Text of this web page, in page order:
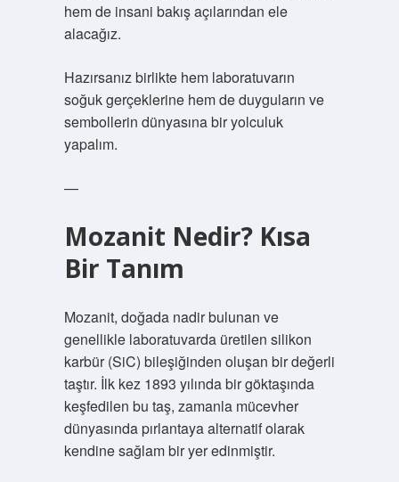
hem de insani bakış açılarından ele
alacağız.
Hazırsanız birlikte hem laboratuvarın
soğuk gerçeklerine hem de duyguların ve
sembollerin dünyasına bir yolculuk
yapalım.
—
Mozanit Nedir? Kısa
Bir Tanım
Mozanit, doğada nadir bulunan ve
genellikle laboratuvarda üretilen silikon
karbür (SiC) bileşiğinden oluşan bir değerli
taştır. İlk kez 1893 yılında bir göktaşında
keşfedilen bu taş, zamanla mücevher
dünyasında pırlantaya alternatif olarak
kendine sağlam bir yer edinmiştir.